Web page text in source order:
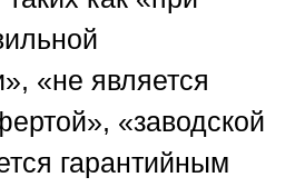
«не является
«заводской
гарантийным